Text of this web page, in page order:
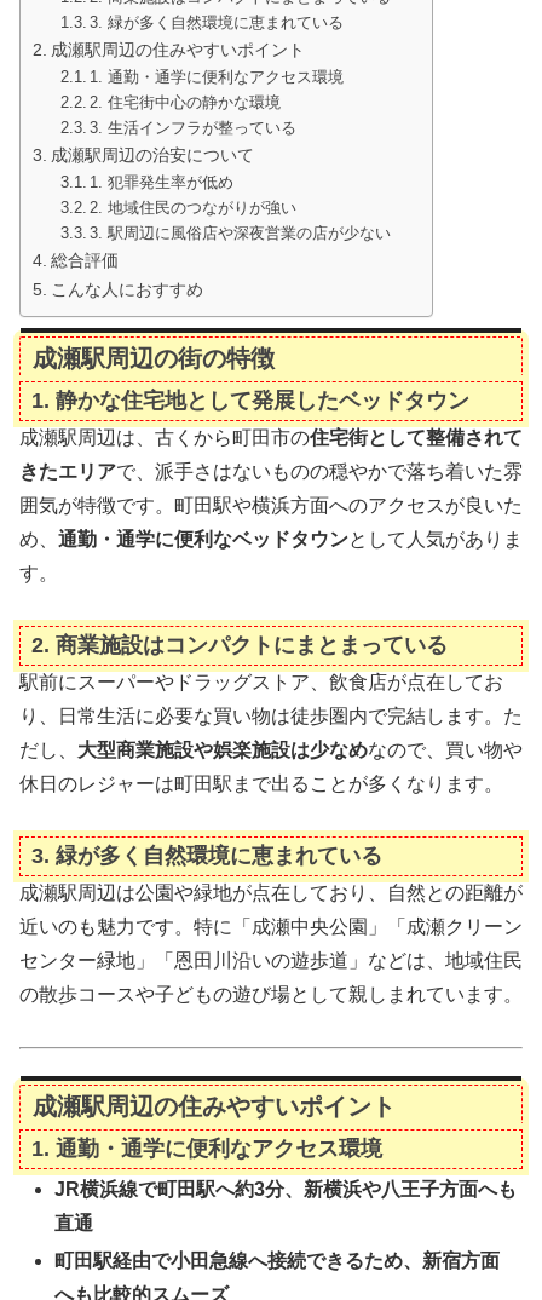
3. 緑が多く自然環境に恵まれている
成瀬駅周辺の住みやすいポイント
1. 通勤・通学に便利なアクセス環境
2. 住宅街中心の静かな環境
3. 生活インフラが整っている
成瀬駅周辺の治安について
1. 犯罪発生率が低め
2. 地域住民のつながりが強い
3. 駅周辺に風俗店や深夜営業の店が少ない
総合評価
こんな人におすすめ
成瀬駅周辺の街の特徴
1. 静かな住宅地として発展したベッドタウン
成瀬駅周辺は、古くから町田市の住宅街として整備されて
きたエリアで、派手さはないものの穏やかで落ち着いた雰
囲気が特徴です。町田駅や横浜方面へのアクセスが良いた
め、 通勤・通学に便利なベッドタウンとして人気がありま
す。
2. 商業施設はコンパクトにまとまっている
駅前にスーパーやドラッグストア、飲食店が点在してお
り、日常生活に必要な買い物は徒歩圏内で完結します。た
だし、 大型商業施設や娯楽施設は少なめなので、買い物や
休日のレジャーは町田駅まで出ることが多くなります。
3. 緑が多く自然環境に恵まれている
成瀬駅周辺は公園や緑地が点在しており、自然との距離が
近いのも魅力です。特に「成瀬中央公園」「成瀬クリーン
センター緑地」「恩田川沿いの遊歩道」などは、地域住民
の散歩コースや子どもの遊び場として親しまれています。
成瀬駅周辺の住みやすいポイント
1. 通勤・通学に便利なアクセス環境
JR横浜線で町田駅へ約3分、新横浜や八王子方面へも
直通
町田駅経由で小田急線へ接続できるため、新宿方面
へも比較的スムーズ